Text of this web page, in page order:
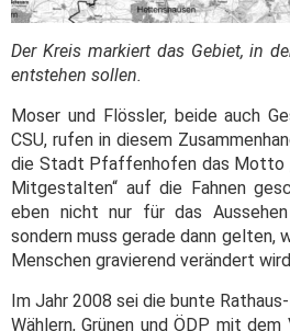
Der Kreis markiert das Gebiet, in
entstehen sollen.
Moser und Flössler, beide auch
CSU, rufen in diesem
die Stadt Pfaffenhofen das Motto
Mitgestalten“ auf die Fahnen
eben nicht nur für das
sondern muss gerade dann gelten,
Menschen gravierend verändert
Im Jahr 2008 sei die bunte
Wählern, Grünen und ÖDP mit